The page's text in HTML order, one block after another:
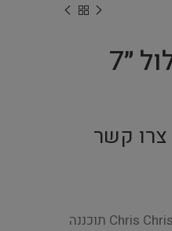
Chris Christensen – מספרי דילול ״7
צרו קשר
מספריים מדללות בגודל 7 אינץ' (SC152) הקלאסיק של Chris Christensen תוכננה